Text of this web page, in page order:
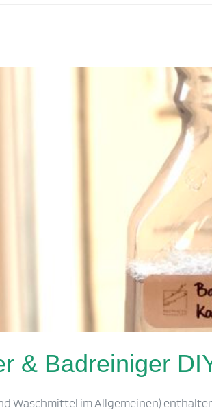
Kalkentferner &
& Badreiniger
Waschmittel im Allgemeinen)